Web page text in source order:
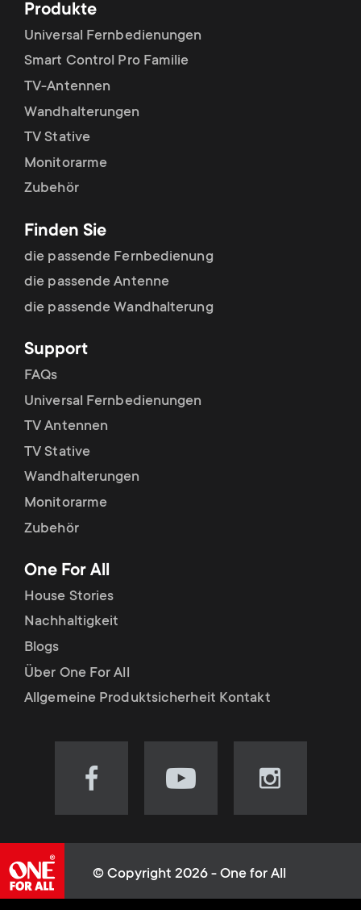
Produkte
Universal Fernbedienungen
Smart Control Pro Familie
TV-Antennen
Wandhalterungen
TV Stative
Monitorarme
Zubehör
Finden Sie
die passende Fernbedienung
die passende Antenne
die passende Wandhalterung
Support
FAQs
Universal Fernbedienungen
TV Antennen
TV Stative
Wandhalterungen
Monitorarme
Zubehör
One For All
House Stories
Nachhaltigkeit
Blogs
Über One For All
Allgemeine Produktsicherheit Kontakt
Visit
our
(opens
in
Visit
our
(opens
in
Visit
our
(opens
in
© Copyright 2026 - One for All